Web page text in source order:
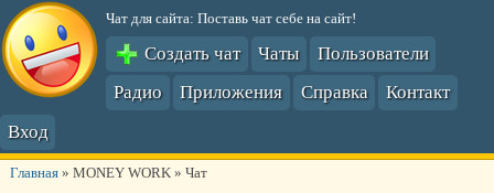
Чат для сайта: Поставь чат себе на сайт!
Создать чат Чаты
Пользователи
Радио
Приложения Справка
Контакт
Вход
Главная» MONEY WORK» Чат